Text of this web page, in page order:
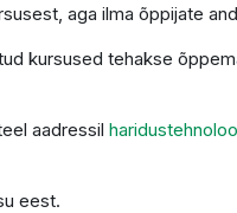
aga ilma õppijate
kursused tehakse
aadressil
eest.